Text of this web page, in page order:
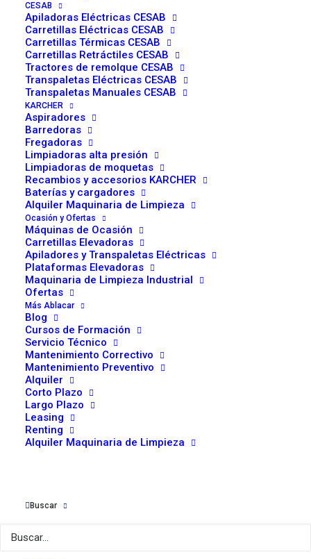
CESAB
Apiladoras Eléctricas CESAB
Carretillas Eléctricas CESAB
Carretillas Térmicas CESAB
Carretillas Retráctiles CESAB
Tractores de remolque CESAB
Transpaletas Eléctricas CESAB
Transpaletas Manuales CESAB
KARCHER
Aspiradores
Barredoras
Fregadoras
Limpiadoras alta presión
Limpiadoras de moquetas
Recambios y accesorios KARCHER
Baterías y cargadores
Alquiler Maquinaria de Limpieza
Ocasión y Ofertas
Máquinas de Ocasión
Carretillas Elevadoras
Apiladores y Transpaletas Eléctricas
Plataformas Elevadoras
Maquinaria de Limpieza Industrial
Ofertas
Más Ablacar
Blog
Cursos de Formación
Servicio Técnico
Mantenimiento Correctivo
Mantenimiento Preventivo
Alquiler
Corto Plazo
Largo Plazo
Leasing
Renting
Alquiler Maquinaria de Limpieza
Buscar
¡Hola a todos! Desde Ablacar, queremos compartir con
vosotros nuestra pasión y conocimiento en el mundo de
las carretillas elevadoras. En Madrid, somos conscientes
de la importancia que tiene elegir un proveedor confiable
para este tipo de maquinaria, ya sea para la compra o el
servicio técnico. Hoy, os vamos a contar cómo
podemos ser vuestro aliado logístico ideal.
¿Por Qué Elegir Ablacar?
Hablar de Ablacar es hablar de un compromiso firme con
la calidad y la satisfacción del cliente. Con años de
experiencia en el sector de las carretillas elevadoras en
Madrid, entendemos que cada empresa tiene sus
propios retos y necesidades. Por eso, en Ablacar, no nos
limitamos a vender maquinaria; buscamos ser
compañeros de viaje en vuestro crecimiento y
desarrollo.
Cada carretilla elevadora que ofrecemos, tanto nuevas
como de segunda mano, es sinónimo de fiabilidad y
eficiencia. Nos tomamos muy en serio la calidad,
realizando controles exhaustivos para asegurarnos de
que cada equipo que sale de nuestras instalaciones está
a la altura de las exigencias del mercado y, lo más
las últimas tendencias y tecnologías del sector para